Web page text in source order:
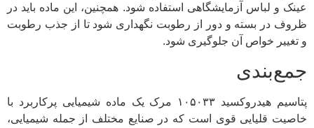
عینک و لباس آزمایشگاهی استفاده شود. همچنین، این ماده باید در
ظروف در بسته و دور از رطوبت نگهداری شود تا از جذب رطوبت
و تغییر خواص آن جلوگیری شود.
جمع‌بندی
پتاسیم هیدروکسید ۱۰۵۰۳۳ مرک یک ماده شیمیایی پرکاربرد با
خاصیت قلیایی قوی است که در صنایع مختلف از جمله شیمیایی،